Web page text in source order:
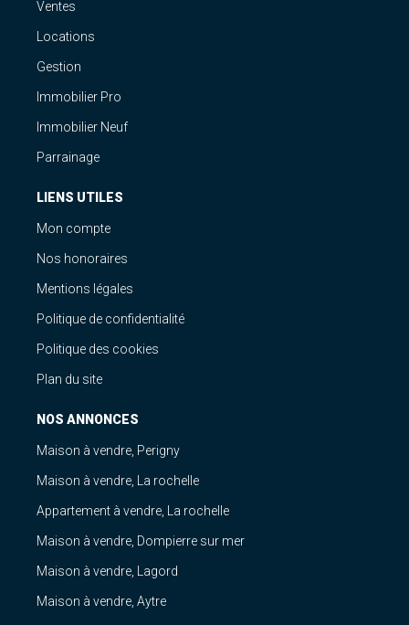
Ventes
Locations
Gestion
Immobilier Pro
Immobilier Neuf
Parrainage
LIENS UTILES
Mon compte
Nos honoraires
Mentions légales
Politique de confidentialité
Politique des cookies
Plan du site
NOS ANNONCES
Maison à vendre, Perigny
Maison à vendre, La rochelle
Appartement à vendre, La rochelle
Maison à vendre, Dompierre sur mer
Maison à vendre, Lagord
Maison à vendre, Aytre